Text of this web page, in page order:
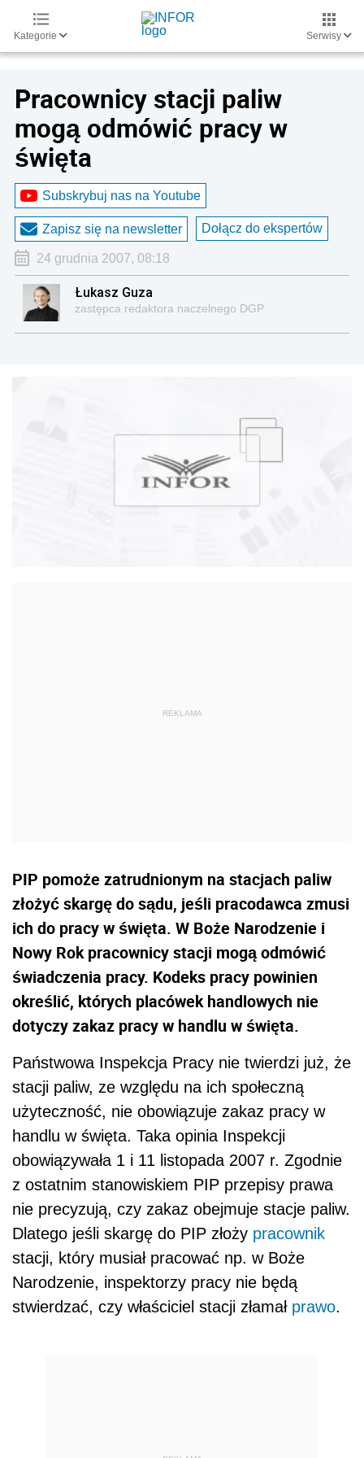
Kategorie Serwisy
Pracownicy stacji paliw
mogą odmówić pracy w
święta
Subskrybuj nas na Youtube
Zapisz się na newsletter Dołącz do ekspertów
24 grudnia 2007, 08:18
Łukasz Guza
zastępca redaktora naczelnego DGP
PIP pomoże zatrudnionym na stacjach paliw
złożyć skargę do sądu, jeśli pracodawca zmusi
ich do pracy w święta. W Boże Narodzenie i
Nowy Rok pracownicy stacji mogą odmówić
świadczenia pracy. Kodeks pracy powinien
określić, których placówek handlowych nie
dotyczy zakaz pracy w handlu w święta.
Państwowa Inspekcja Pracy nie twierdzi już, że
stacji paliw, ze względu na ich społeczną
użyteczność, nie obowiązuje zakaz pracy w
handlu w święta. Taka opinia Inspekcji
obowiązywała 1 i 11 listopada 2007 r. Zgodnie
z ostatnim stanowiskiem PIP przepisy prawa
nie precyzują, czy zakaz obejmuje stacje paliw.
Dlatego jeśli skargę do PIP złoży pracownik
stacji, który musiał pracować np. w Boże
Narodzenie, inspektorzy pracy nie będą
stwierdzać, czy właściciel stacji złamał prawo.